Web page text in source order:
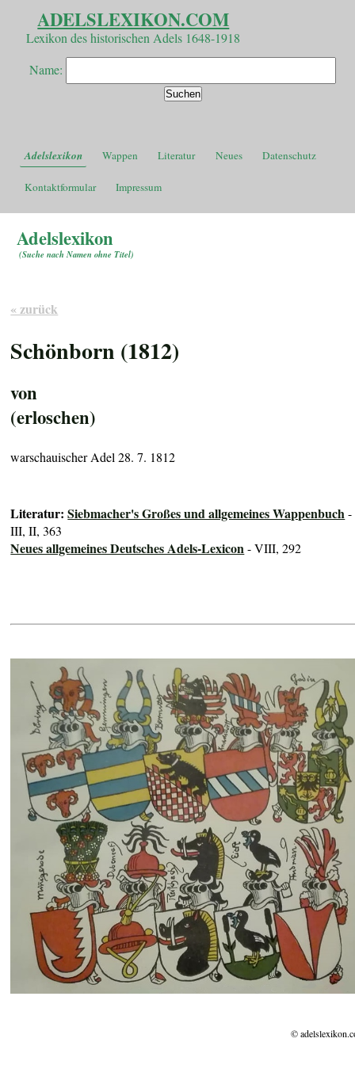
ADELSLEXIKON.COM
Lexikon des historischen Adels 1648-1918
Name:
Adelslexikon Wappen Literatur Neues Datenschutz
Kontaktformular Impressum
Adelslexikon
(Suche nach Namen ohne Titel)
« zurück
Schönborn (1812)
von
(erloschen)
warschauischer Adel 28. 7. 1812
Literatur:Siebmacher's Großes und allgemeines Wappenbuch-
III, II, 363
Neues allgemeines Deutsches Adels-Lexicon- VIII, 292
©